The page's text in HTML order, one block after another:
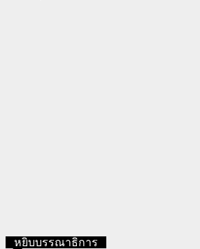
หยิบบรรณาธิการ